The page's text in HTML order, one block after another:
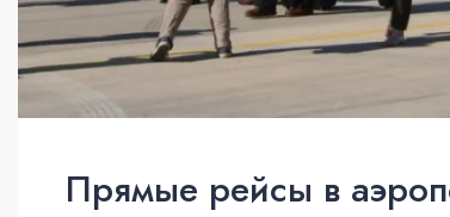
Прямые рейсы в